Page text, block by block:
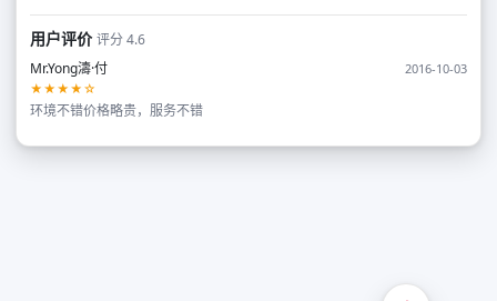
用户评价评分 4.6
Mr.Yong濤·付
2016-10-03
★★★★☆
环境不错价格略贵，服务不错